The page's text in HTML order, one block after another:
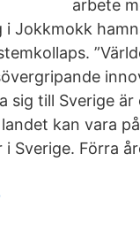
arbete
i Jokkmokk
sig till Sverige
kan vara
i Sverige. Förra